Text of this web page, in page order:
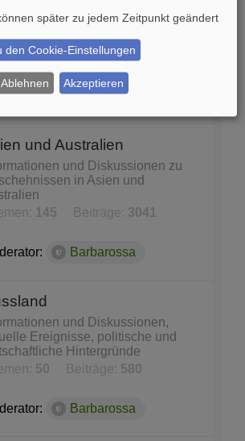
Nations, Nato, WHO, Unicef,
87Beiträge:1140
Barbarossa
und Australien
und Diskussionen zu
in Asien und
145 Beiträge: 3041
Barbarossa
und Diskussionen,
Ereignisse, politische und
Hintergründe
50 Beiträge: 580
Barbarossa
später zu jedem Zeitpunkt geändert
den Cookie-Einstellungen
Ablehnen Akzeptieren